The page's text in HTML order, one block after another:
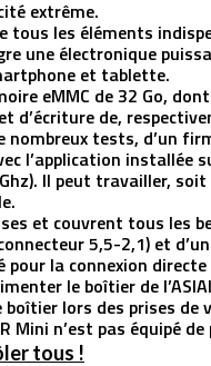
extrême.
tous les éléments
une électronique
et tablette.
eMMC de 32 Go,
d’écriture de,
tests, d’un
l’application
Il peut travailler,
et couvrent tous les
5,5-2,1) et
la connexion
le boîtier de
boîtier lors des prises
Mini n’est pas équipé
tous !